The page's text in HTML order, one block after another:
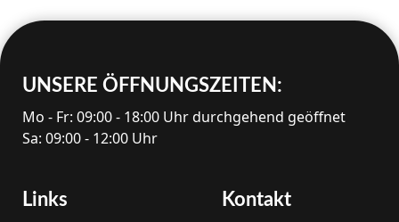
UNSERE ÖFFNUNGS­ZEITEN:
Mo - Fr: 09:00 - 18:00 Uhr durchgehend geöffnet
Sa: 09:00 - 12:00 Uhr
Links
Kontakt